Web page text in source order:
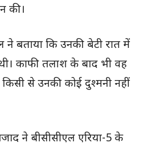
की।
बताया कि उनकी बेटी रात में
काफी तलाश के बाद भी वह
किसी से उनकी कोई दुश्मनी नहीं
ने बीसीसीएल एरिया-5 के